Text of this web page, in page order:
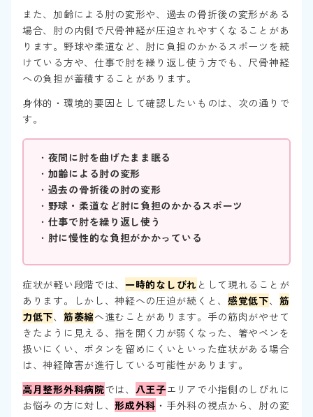
また、加齢による肘の変形や、過去の骨折後の変形がある
場合、肘の内側で尺骨神経が圧迫されやすくなることがあ
ります。野球や柔道など、肘に負担のかかるスポーツを続
けている方や、仕事で肘を繰り返し使う方でも、尺骨神経
への負担が蓄積することがあります。
身体的・環境的要因として確認したいものは、次の通りで
す。
・ 夜間に肘を曲げたまま眠る
・ 加齢による肘の変形
・ 過去の骨折後の肘の変形
・ 野球・柔道など肘に負担のかかるスポーツ
・ 仕事で肘を繰り返し使う
・ 肘に慢性的な負担がかかっている
症状が軽い段階では、 一時的なしびれ として現れることが
あります。しかし、神経への圧迫が続くと、 感覚低下、 筋
力低下、 筋萎縮へ進むことがあります。手の筋肉がやせて
きたように見える、指を開く力が弱くなった、箸やペンを
扱いにくい、ボタンを留めにくいといった症状がある場合
は、神経障害が進行している可能性があります。
高月整形外科病院では、 八王子エリアで小指側のしびれに
お悩みの方に対し、形成外科 ・手外科の視点から、肘の変